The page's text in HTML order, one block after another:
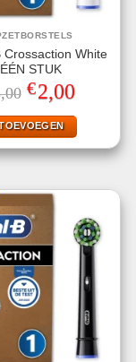
Crossaction White
ÉÉN STUK
Oorspronkelijke
prijs
was:
€5,00.
€2,00
is:
€2,00.